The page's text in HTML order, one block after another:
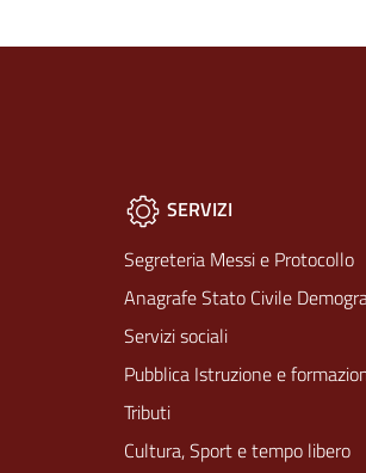
SERVIZI
Segreteria Messi e Protocollo
Anagrafe Stato Civile
Servizi sociali
Pubblica Istruzione e
Tributi
Cultura, Sport e tempo libero